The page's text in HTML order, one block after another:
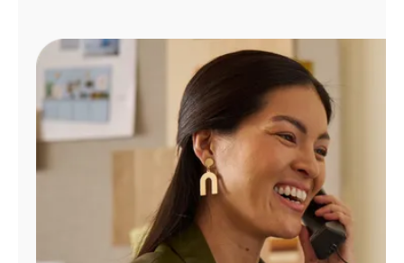
Administrar
cuenta
Encuentra
tienda